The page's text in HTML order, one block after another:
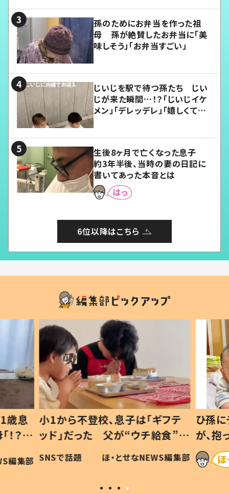
孫のためにお弁当を作った祖
母 孫が絶賛したお弁当に「美
味しそう」「お弁当すごい」
じいじを駅で待つ孫たち じい
じが来た瞬間…！？「じいじイケ
メン」「デレッデレ」「嬉しくて可
生後8ヶ月で亡くなった息子
約3年半後、当時の妻の日記に
書いてあった本音とは
6位以降はこちら
歳息
？」
編集部
小1から不登校、息子は「ギフテ
ッド」だった 父が“ウチ給食”を
作り続ける理由とは #令和の親
#令和の子
SNSで話題 ほ・とせなNEWS編集部
ひ孫
が、
「涙が
い」